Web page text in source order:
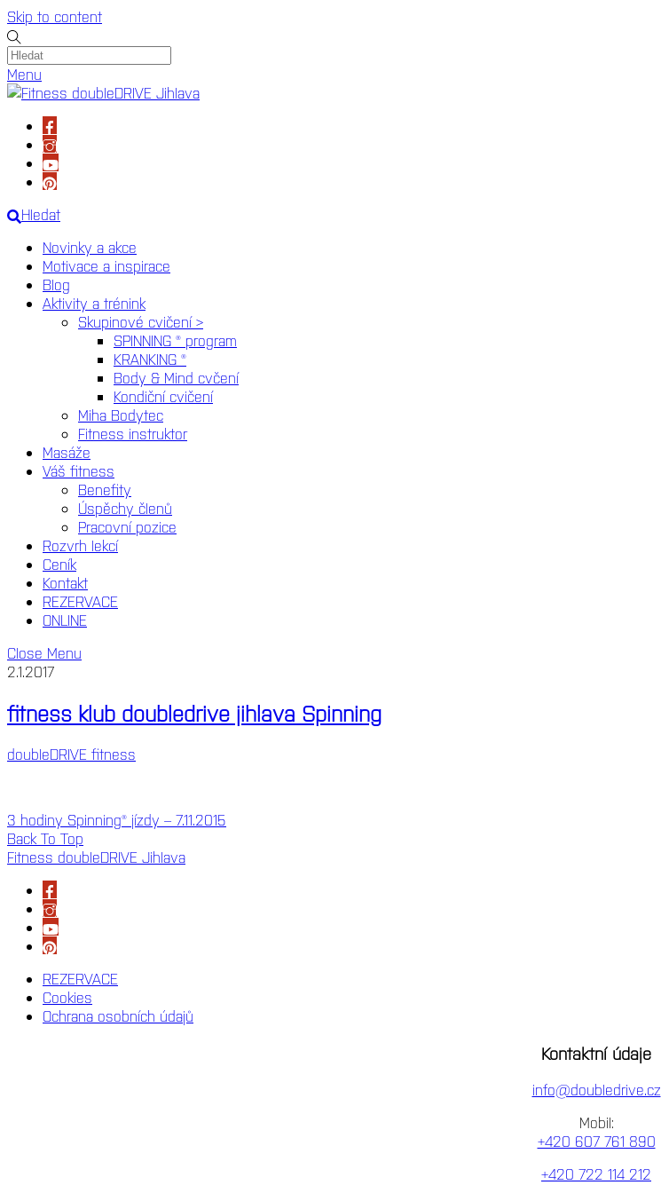
Skip to content
Menu
Hledat
Novinky a akce
Motivace a inspirace
Blog
Aktivity a trénink
Skupinové cvičení >
SPINNING ® program
KRANKING ®
Body & Mind cvčení
Kondiční cvičení
Miha Bodytec
Fitness instruktor
Masáže
Váš fitness
Benefity
Úspěchy členů
Pracovní pozice
Rozvrh lekcí
Ceník
Kontakt
REZERVACE
ONLINE
Close Menu
2.1.2017
fitness klub doubledrive jihlava Spinning
doubleDRIVE fitness
3 hodiny Spinning® jízdy – 7.11.2015
Back To Top
Fitness doubleDRIVE Jihlava
REZERVACE
Cookies
Ochrana osobních údajů
Kontaktní údaje
info@doubledrive.cz
Mobil:
+420 607 761 890
+420 722 114 212